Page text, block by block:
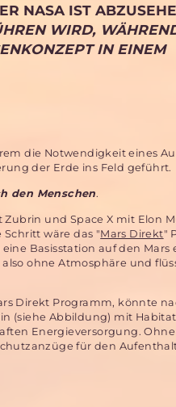
NASA IST
WIRD,
IN EINEM
die Notwendigkeit eines
der Erde ins Feld geführt.
den Menschen.
Zubrin und Space X mit Elon
wäre das "Mars Direkt"
Basisstation auf den Mars
ohne Atmosphäre und
Direkt Programm, könnte
(siehe Abbildung) mit
Energieversorgung. Ohne
für den